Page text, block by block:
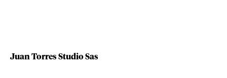
Juan Torres Studio Sas